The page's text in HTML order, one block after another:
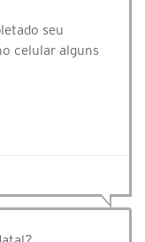
seu
celular alguns